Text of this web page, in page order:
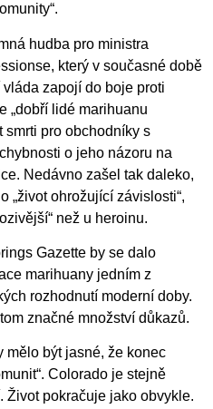
hudba pro ministra
který v současné době
zapojí do boje proti
„dobří lidé marihuanu
smrti pro obchodníky s
o jeho názoru na
Nedávno zašel tak daleko,
„život ohrožující závislosti“,
než u heroinu.
Gazette by se dalo
marihuany jedním z
rozhodnutí moderní doby.
značné množství důkazů.
mělo být jasné, že konec
Colorado je stejně
pokračuje jako obvykle.